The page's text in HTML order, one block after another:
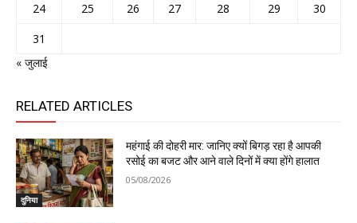
24
25 26 27 28 29
30
31
« जुलाई
RELATED ARTICLES
दुनिया
महंगाई की दोहरी मार: जानिए क्यों बिगड़ रहा है आपकी
रसोई का बजट और आने वाले दिनों में क्या होंगे हालात
05/08/2026